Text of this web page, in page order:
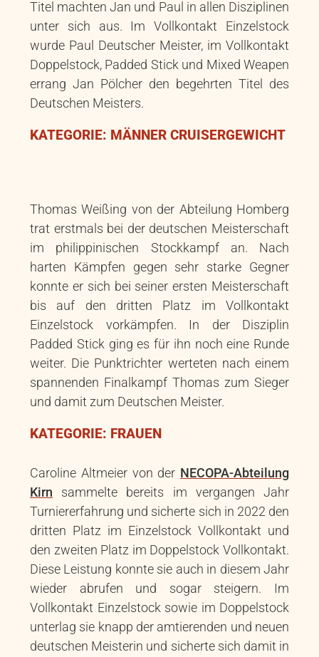
Titel machten Jan und Paul in allen Disziplinen
unter sich aus. Im Vollkontakt Einzelstock
wurde Paul Deutscher Meister, im Vollkontakt
Doppelstock, Padded Stick und Mixed Weapen
errang Jan Pölcher den begehrten Titel des
Deutschen Meisters.
KATEGORIE: MÄNNER CRUISERGEWICHT
Thomas Weißing von der Abteilung Homberg
trat erstmals bei der deutschen Meisterschaft
im philippinischen Stockkampf an. Nach
harten Kämpfen gegen sehr starke Gegner
konnte er sich bei seiner ersten Meisterschaft
bis auf den dritten Platz im Vollkontakt
Einzelstock vorkämpfen. In der Disziplin
Padded Stick ging es für ihn noch eine Runde
weiter. Die Punktrichter werteten nach einem
spannenden Finalkampf Thomas zum Sieger
und damit zum Deutschen Meister.
KATEGORIE: FRAUEN
Caroline Altmeier von der NECOPA-Abteilung
Kirn sammelte bereits im vergangen Jahr
Turniererfahrung und sicherte sich in 2022 den
dritten Platz im Einzelstock Vollkontakt und
den zweiten Platz im Doppelstock Vollkontakt.
Diese Leistung konnte sie auch in diesem Jahr
wieder abrufen und sogar steigern. Im
Vollkontakt Einzelstock sowie im Doppelstock
unterlag sie knapp der amtierenden und neuen
deutschen Meisterin und sicherte sich damit in